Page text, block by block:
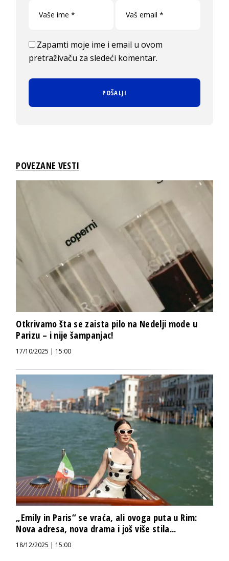
Zapamti moje ime i email u ovom
pretraživaču za sledeći komentar.
POVEZANE VESTI
Otkrivamo šta se zaista pilo na Nedelji mode u
Parizu – i nije šampanjac!
17/10/2025 | 15:00
„Emily in Paris“ se vraća, ali ovoga puta u Rim:
Nova adresa, nova drama i još više stila...
18/12/2025 | 15:00